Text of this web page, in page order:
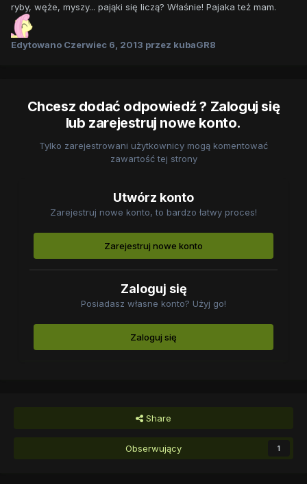
ryby, węże, myszy... pająki się liczą? Właśnie! Pajaka też mam.
Edytowano Czerwiec 6, 2013 przez kubaGR8
Chcesz dodać odpowiedź ? Zaloguj się
lub zarejestruj nowe konto.
Tylko zarejestrowani użytkownicy mogą komentować
zawartość tej strony
Utwórz konto
Zarejestruj nowe konto, to bardzo łatwy proces!
Zarejestruj nowe konto
Zaloguj się
Posiadasz własne konto? Użyj go!
Zaloguj się
Share
Obserwujący 1